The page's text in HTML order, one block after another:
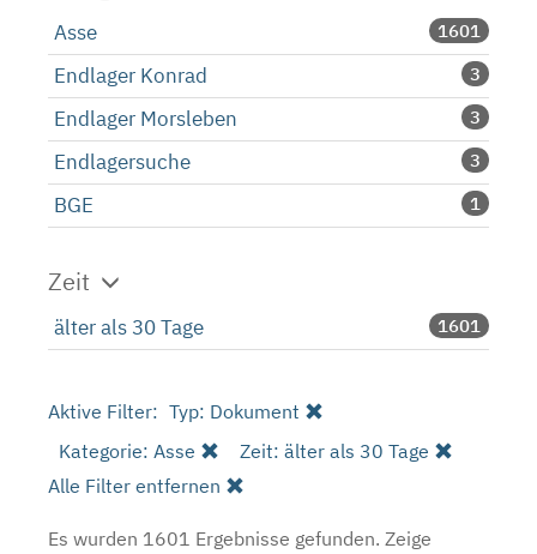
Asse 1601
Endlager Konrad 3
Endlager Morsleben 3
Endlagersuche 3
BGE 1
Zeit
älter als 30 Tage 1601
Aktive Filter: Typ: Dokument
Kategorie: Asse
Zeit: älter als 30 Tage
Alle Filter entfernen
Es wurden 1601 Ergebnisse gefunden. Zeige